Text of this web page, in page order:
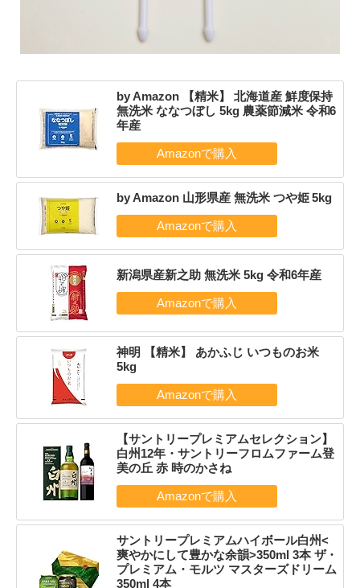
by Amazon 【精米】 北海道産 鮮度保持
無洗米 ななつぼし 5kg 農薬節減米 令和6
年産
by Amazon 山形県産 無洗米 つや姫 5kg
新潟県産新之助 無洗米 5kg 令和6年産
神明 【精米】 あかふじ いつものお米
5kg
【サントリープレミアムセレクション】
白州12年・サントリーフロムファーム登
美の丘 赤 時のかさね
サントリープレミアムハイボール白州<
爽やかにして豊かな余韻>350ml 3本 ザ・
プレミアム・モルツ マスターズドリーム
350ml 4本